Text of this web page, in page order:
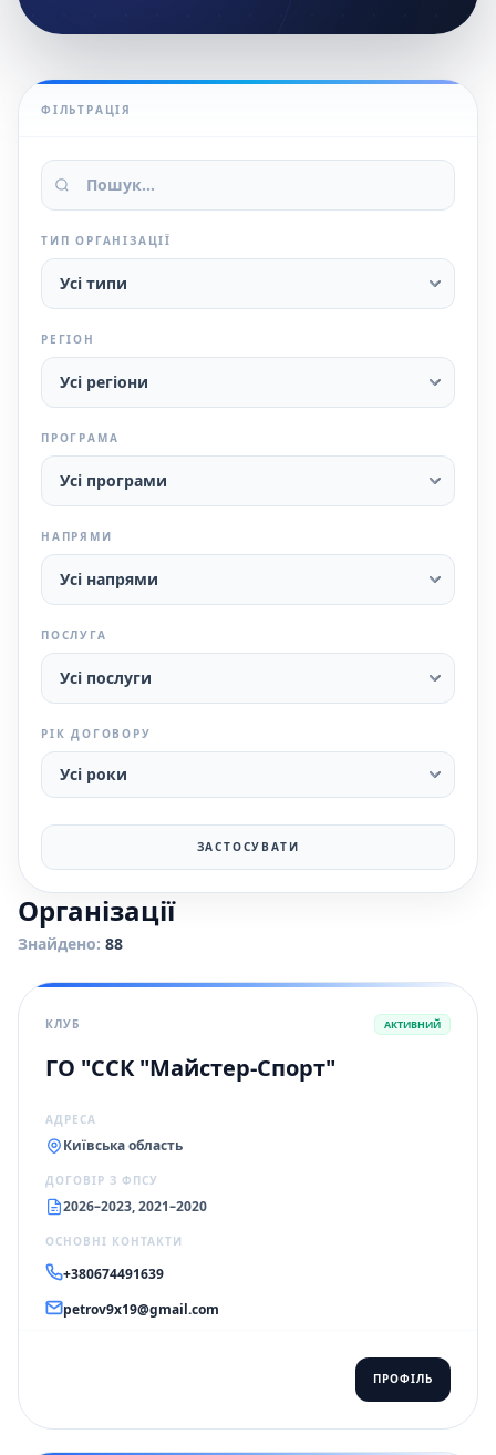
ФІЛЬТРАЦІЯ
ТИП ОРГАНІЗАЦІЇ
РЕГІОН
ПРОГРАМА
НАПРЯМИ
ПОСЛУГА
РІК ДОГОВОРУ
ЗАСТОСУВАТИ
Організації
Знайдено: 88
КЛУБ АКТИВНИЙ
ГО "ССК "Майстер-Спорт"
АДРЕСА
Київська область
ДОГОВІР З ФПСУ
2026–2023, 2021–2020
ОСНОВНІ КОНТАКТИ
+380674491639
petrov9x19@gmail.com
ПРОФІЛЬ